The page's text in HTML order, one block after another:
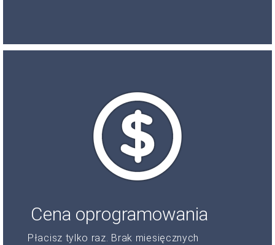
Cena oprogramowania
Płacisz tylko raz. Brak miesięcznych